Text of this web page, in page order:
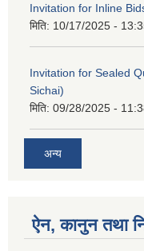
Invitation for Inline
मिति: 10/17/2025 -
Invitation for Sealed
Sichai)
मिति: 09/28/2025 -
अन्य
ऐन, कानुन तथा